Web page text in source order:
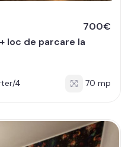
700€
loc de parcare la
4 70 mp